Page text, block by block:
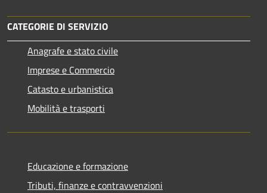
CATEGORIE DI SERVIZIO
Anagrafe e stato civile
Imprese e Commercio
Catasto e urbanistica
Mobilità e trasporti
Educazione e formazione
Tributi, finanze e contravvenzioni